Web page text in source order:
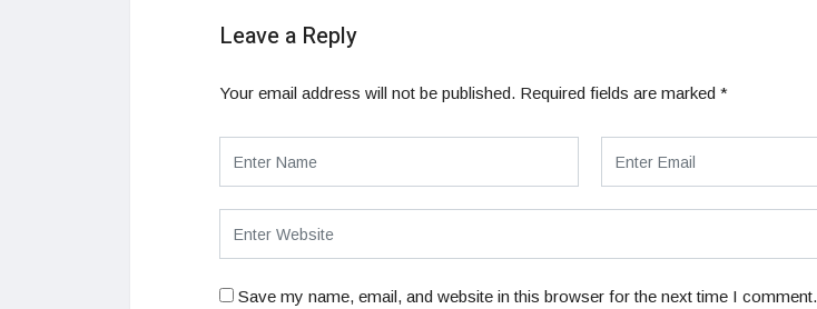
Leave a Reply
Your email address will not be published. Required fields are marked *
Save my name, email, and website in this browser for the next time I comment.